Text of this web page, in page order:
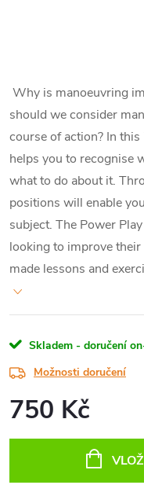
Why is manoeuvring
should we consider
course of action? In
helps you to recognise
what to do about it.
positions will enable
subject. The Power
looking to improve
made lessons and
Skladem - doručení
Možnosti doručení
750 Kč